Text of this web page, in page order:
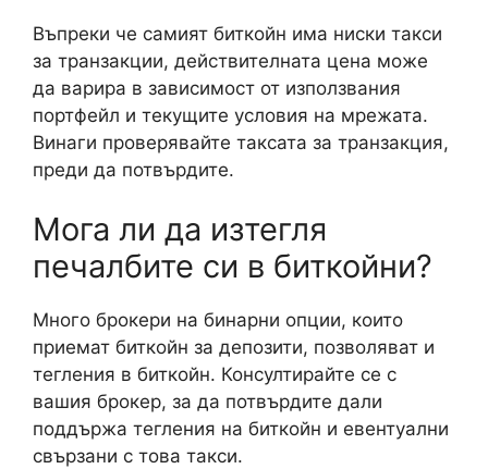
Въпреки че самият биткойн има ниски такси
за транзакции, действителната цена може
да варира в зависимост от използвания
портфейл и текущите условия на мрежата.
Винаги проверявайте таксата за транзакция,
преди да потвърдите.
Мога ли да изтегля
печалбите си в биткойни?
Много брокери на бинарни опции, които
приемат биткойн за депозити, позволяват и
тегления в биткойн. Консултирайте се с
вашия брокер, за да потвърдите дали
поддържа тегления на биткойн и евентуални
свързани с това такси.